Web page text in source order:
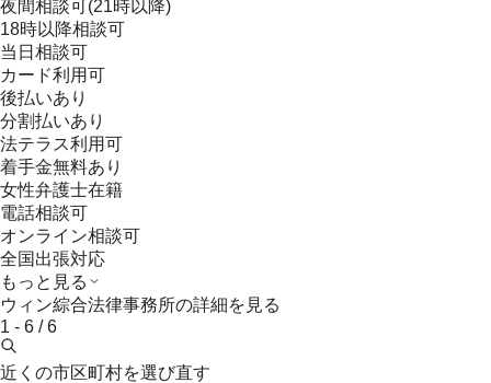
夜間相談可(21時以降)
18時以降相談可
当日相談可
カード利用可
後払いあり
分割払いあり
法テラス利用可
着手金無料あり
女性弁護士在籍
電話相談可
オンライン相談可
全国出張対応
もっと見る
ウィン綜合法律事務所の詳細を見る
1 - 6 /6
近くの市区町村を選び直す